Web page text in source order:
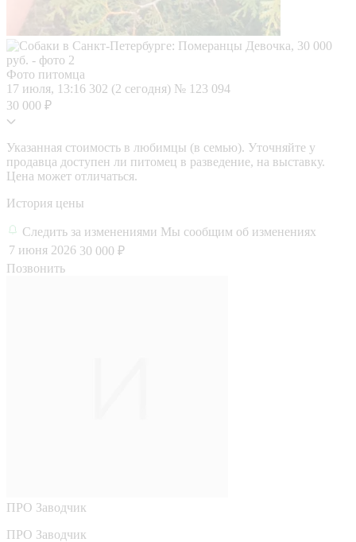
Фото питомца
17 июля, 13:16 302 (2 сегодня) № 123 094
30 000 ₽
Указанная стоимость в любимцы (в семью). Уточняйте у
продавца доступен ли питомец в разведение, на выставку.
Цена может отличаться.
История цены
Следить за изменениями Мы сообщим об изменениях
7 июня 2026 30 000 ₽
Позвонить
ПРО Заводчик
ПРО Заводчик